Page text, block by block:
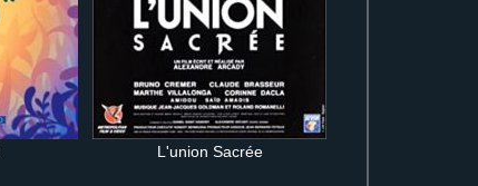
L'union Sacrée